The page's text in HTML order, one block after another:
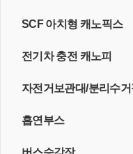
SCF 아치형 캐노픽스
전기차 충전 캐노피
자전거보관대/분리수거
흡연부스